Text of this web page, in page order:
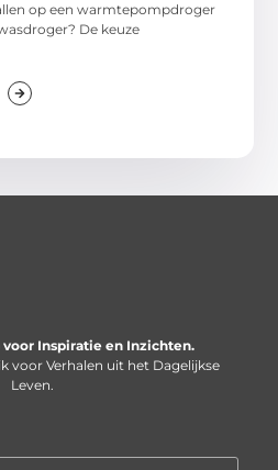
op een warmtepompdroger
De keuze
Inspiratie en Inzichten.
voor Verhalen uit het Dagelijkse
Leven.